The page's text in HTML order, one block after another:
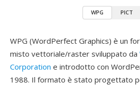
WPG PICT
WPG (WordPerfect Graphics) è un
misto vettoriale/raster sviluppato da
Corporation e introdotto con
1988. Il formato è stato progettato